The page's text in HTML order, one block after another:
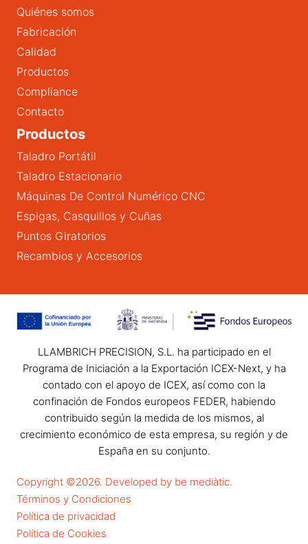
Quiénes somos
Fabricación
Calidad
Productos
Compliance
Contacto
Productos
Taladro Portátil
Taladro Estacionario
Máquinas De Control Numérico CNC
Espigas, Casquillos y Cuñas
Puntos Giratorios
Recambios y Accesorios
LLAMBRICH PRECISION, S.L. ha participado en el
Programa de Iniciación a la Exportación ICEX-Next, y ha
contado con el apoyo de ICEX, así como con la
confinación de Fondos europeos FEDER, habiendo
contribuido según la medida de los mismos, al
crecimiento económico de esta empresa, su región y de
España en su conjunto.
Copyright ©2026. Developed by be mediàtic.
Términos y Condiciones
Política de privacidad
Política de Cookies